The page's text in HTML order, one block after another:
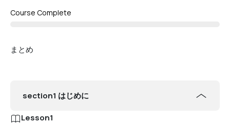
Course Complete
まとめ
section1 はじめに
Lesson1